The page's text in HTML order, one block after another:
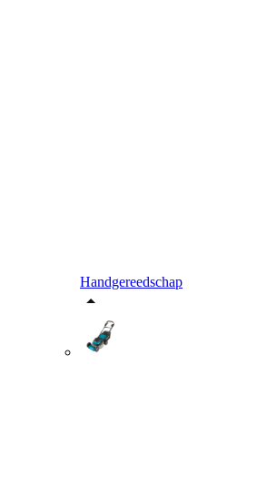
Handgereedschap